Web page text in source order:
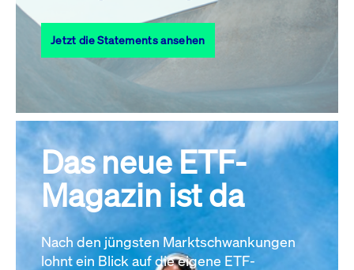
27 28
31
Alle Events
Jetzt die Statements ansehen
Das neue ETF-
Magazin ist da
Nach den jüngsten Marktschwankungen
lohnt ein Blick auf die eigene ETF-